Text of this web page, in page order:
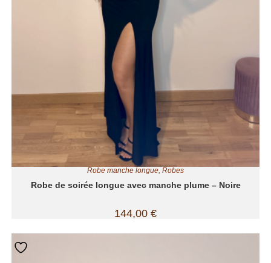
Robe manche longue Robes
Robe de soirée longue avec manche plume – Noire
144,00 €